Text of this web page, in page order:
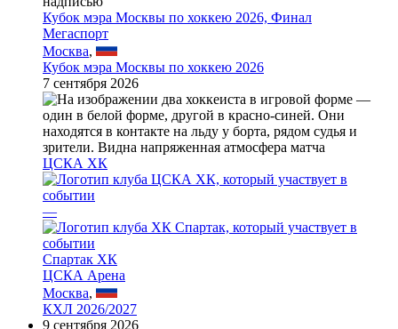
Кубок мэра Москвы по хоккею 2026, Финал
Мегаспорт
Москва,
Кубок мэра Москвы по хоккею 2026
7 сентября 2026
ЦСКА ХК
—
Спартак ХК
ЦСКА Арена
Москва,
КХЛ 2026/2027
9 сентября 2026